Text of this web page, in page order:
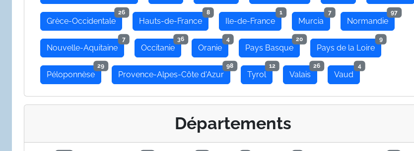
Grèce-Occidentale
26
Hauts-de-France
8
Ile-de-France
1
Murcia
7
Normandie
97
Nouvelle-Aquitaine
7
Occitanie
36
Oranie
4
Pays Basque
20
Pays de la Loire
9
Péloponnèse
29
Provence-Alpes-Côte d'Azur
98
Tyrol
12
Valais
26
Vaud
4
Départements